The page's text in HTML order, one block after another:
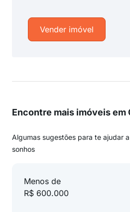
Vender imóvel
Encontre mais imóveis em
Algumas sugestões para te ajudar
sonhos
Menos de
R$ 600.000